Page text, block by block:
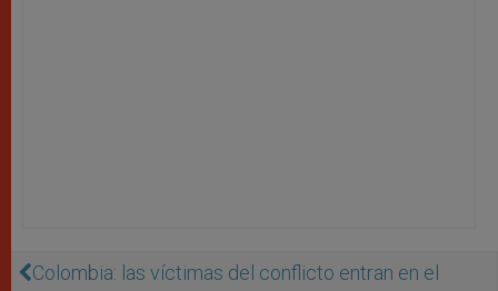
Colombia: las víctimas del conflicto entran en el